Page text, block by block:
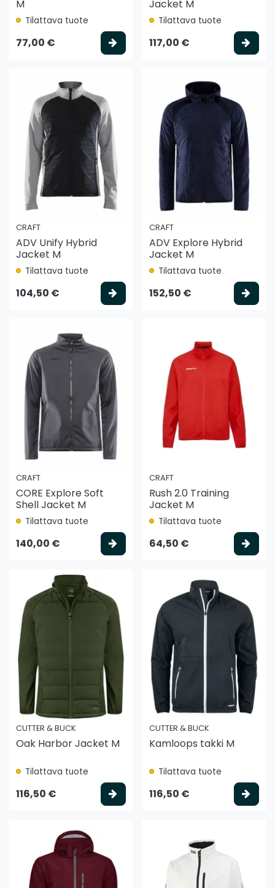
M
Tilattava tuote
77,00 € Valitse vaihtoehto
Jacket M
Tilattava tuote
117,00 €
CRAFT
ADV Unify Hybrid
Jacket M
Tilattava tuote
104,50 € Valitse vaihtoehto
CRAFT
ADV Explore Hybrid
Jacket M
Tilattava tuote
152,50 €
CRAFT
CORE Explore Soft
Shell Jacket M
Tilattava tuote
140,00 € Valitse vaihtoehto
CRAFT
Rush 2.0 Training
Jacket M
Tilattava tuote
64,50 €
CUTTER & BUCK
Oak Harbor Jacket M
Tilattava tuote
116,50 € Valitse vaihtoehto
CUTTER & BUCK
Kamloops takki M
Tilattava tuote
116,50 €